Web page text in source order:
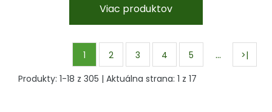
Viac produktov
1 2 3 4 5 …
>|
Produkty: 1-18 z 305 | Aktuálna strana: 1 z 17